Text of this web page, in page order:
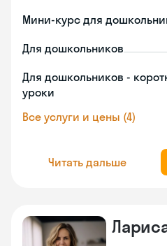
Мини-курс для
Для дошкольников
Для дошкольников -
уроки
Все услуги и цены (4)
Читать дальше